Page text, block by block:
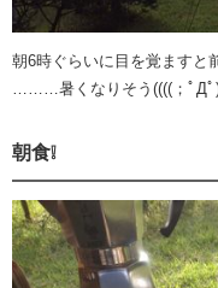
朝6時ぐらいに目を覚ますと
………暑くなりそう((((；ﾟДﾟ
朝食❕